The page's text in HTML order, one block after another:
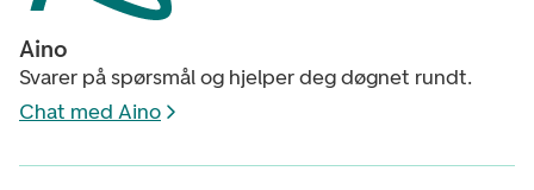
Aino
Svarer på spørsmål og hjelper deg døgnet rundt.
Chat med Aino